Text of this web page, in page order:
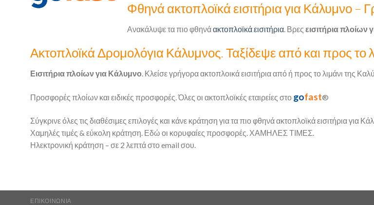
Φθηνά ακτοπλοϊκά εισιτήρια για Κάλυμνο –
Ανακάλυψε τα πιο φθηνάακτοπλοϊκά εισιτήρια . Βρες εισιτήρια πλοίων
Ακτοπλοϊκά Δρομολόγια Κάλυμνος. Ταξίδεψε από και προς το
Εισιτήρια πλοίων για Κάλυμνο. Κλείσε γρήγορα ακτοπλοικά εισιτήρια από ή προς το λιμάνι της
Προσφορές πλοίων και ειδικές προσφορές. Όλες οι ακτοπλοϊκές εταιρείες στο gofast®
Σύγκρινε όλες τις διαθέσιμες επιλογές και κάνε κράτηση για τα πιο φθηνά ακτοπλοϊκά εισιτήρια για
Χαμηλές τιμές & εύκολη κράτηση. Εδώ οι κορυφαίες προσφορές. ΧΑΜΗΛΕΣ ΤΙΜΕΣ.
Ηλεκτρονική κράτηση – σε 2 λεπτά στο email σου.
ΕΠΙΚΟΙΝΩΝΊΑ